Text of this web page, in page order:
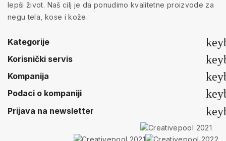
lepši život. Naš cilj je da ponudimo kvalitetne proizvode za
negu tela, kose i kože.
Kategorije
Korisnički servis
Kompanija
Podaci o kompaniji
Prijava na newsletter